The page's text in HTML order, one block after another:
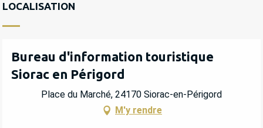
LOCALISATION
Bureau d'information touristique
Siorac en Périgord
Place du Marché, 24170 Siorac-en-Périgord
M'y rendre